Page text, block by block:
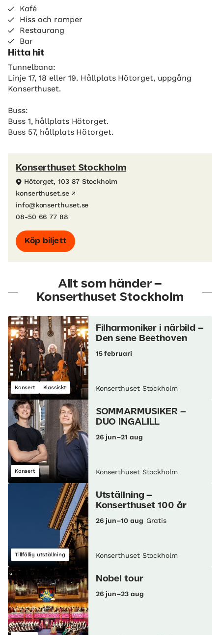
Kafé
Hiss och ramper
Restaurang
Bar
Hitta hit
Tunnelbana:
Linje 17, 18 eller 19. Hållplats Hötorget, uppgång
Konserthuset.
Buss:
Buss 1, hållplats Hötorget.
Buss 57, hållplats Hötorget.
Konserthuset Stockholm
Hötorget, 103 87 Stockholm
konserthuset.se
info@konserthuset.se
08-50 66 77 88
Köp biljett
Allt som händer –
Konserthuset Stockholm
Konsert Klassiskt
Filharmoniker i närbild –
Den sene Beethoven
15 februari
Konserthuset Stockholm
Konsert
SOMMARMUSIKER –
DUO INGALILL
26 jun–21 aug
Konserthuset Stockholm
Tillfällig utställning
Utställning –
Konserthuset 100 år
26 jun–10 aug Gratis
Konserthuset Stockholm
Nobel tour
26 jun–23 aug